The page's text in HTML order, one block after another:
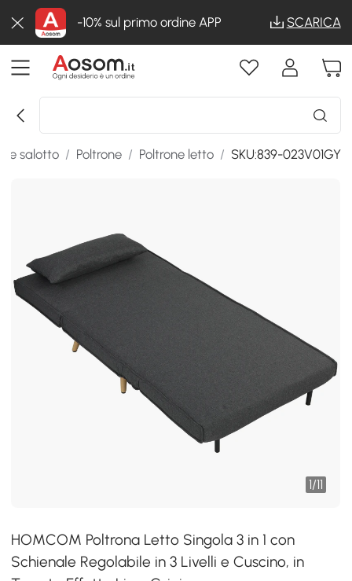
-10% sul primo ordine APP SCARICA
e salotto / Poltrone / Poltrone letto / SKU:839-023V01GY
1/11
HOMCOM Poltrona Letto Singola 3 in 1 con
Schienale Regolabile in 3 Livelli e Cuscino, in